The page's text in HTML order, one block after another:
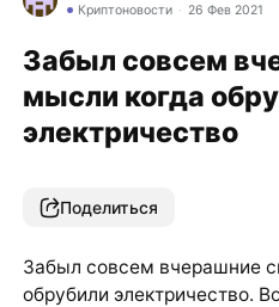
Криптоновости 26 Фев 2021
Забыл совсем
мысли когда
электричество
Поделиться
Забыл совсем вчерашние
обрубили электричество.